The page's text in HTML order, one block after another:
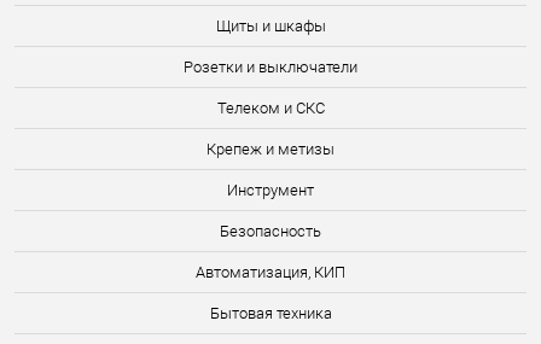
Щиты и шкафы
Розетки и выключатели
Телеком и СКС
Крепеж и метизы
Инструмент
Безопасность
Автоматизация, КИП
Бытовая техника